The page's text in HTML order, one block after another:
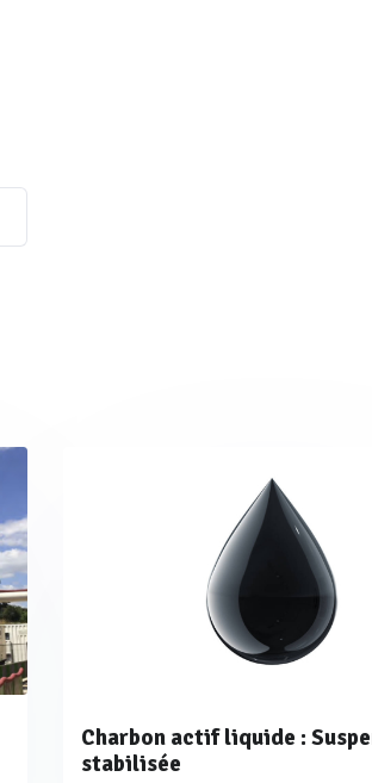
Charbon actif liquide :
stabilisée